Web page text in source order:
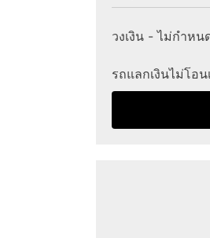
วงเงิน - ไม่กำหน
รถแลกเงินไม่โอ